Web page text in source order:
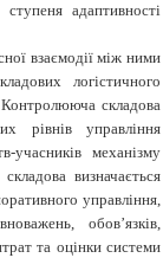
адаптивності
взаємодії між ними
логістичного
Контролююча складова
рівнів управління
учасників механізму
визначається
управління,
обов’язків,
та оцінки системи